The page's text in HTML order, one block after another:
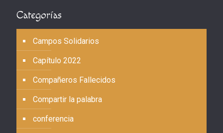
Categorías
Campos Solidarios
Capítulo 2022
Compañeros Fallecidos
Compartir la palabra
conferencia